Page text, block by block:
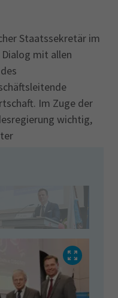
Staatssekretär im
mit allen
Im Zuge der
wichtig,